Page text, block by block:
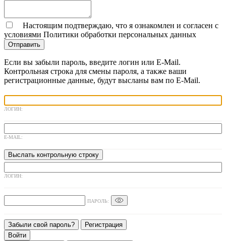
Настоящим подтверждаю, что я ознакомлен и согласен с
условиями Политики обработки персональных данных
Отправить
Если вы забыли пароль, введите логин или E-Mail.
Контрольная строка для смены пароля, а также ваши
регистрационные данные, будут высланы вам по E-Mail.
ЛОГИН:
E-MAIL:
ЛОГИН:
ПАРОЛЬ:
Забыли свой пароль? Регистрация